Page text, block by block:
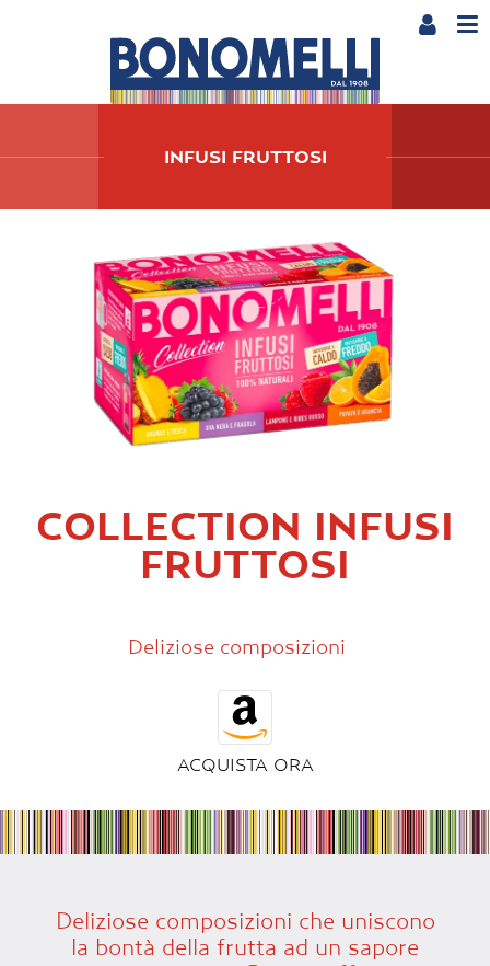
INFUSI FRUTTOSI
COLLECTION INFUSI
FRUTTOSI
Deliziose composizioni
ACQUISTA ORA
Deliziose composizioni che uniscono
la bontà della frutta ad un sapore